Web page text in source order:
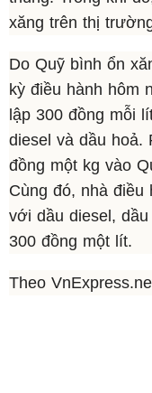
xăng trên thị
Do Quỹ bình ổn
kỳ điều hành hôm
lập 300 đồng mỗi
diesel và dầu hoả.
đồng một kg vào
Cùng đó, nhà điều
với dầu diesel,
300 đồng một lít.
Theo